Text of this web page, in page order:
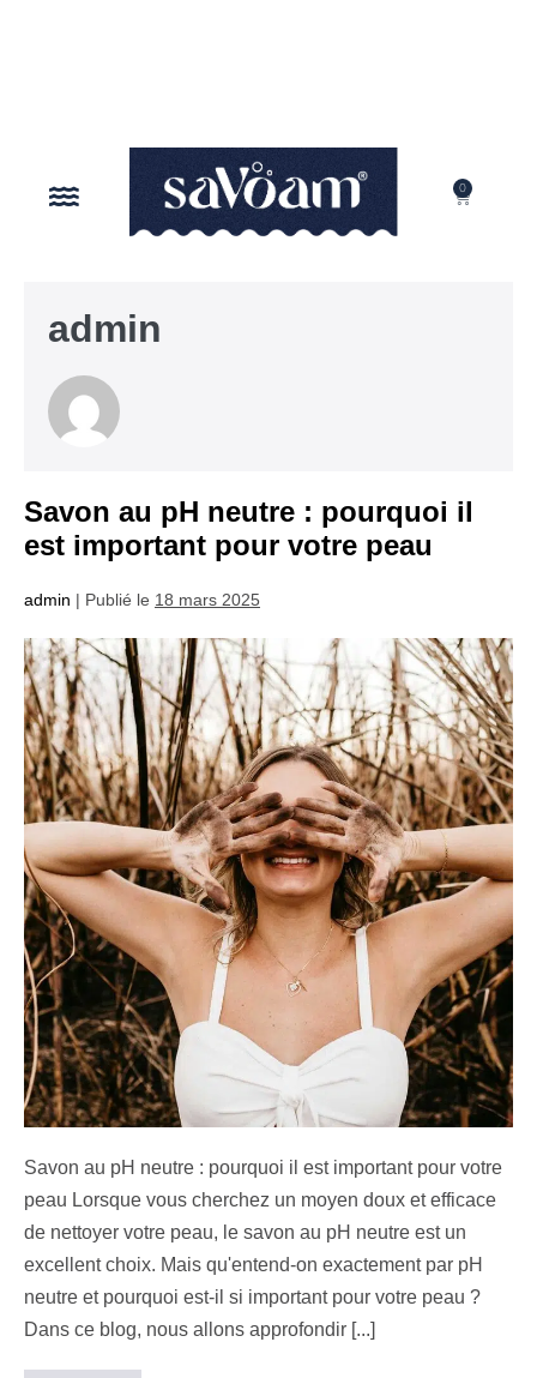
0
admin
Savon au pH neutre : pourquoi il
est important pour votre peau
admin | Publié le 18 mars 2025
Savon au pH neutre : pourquoi il est important pour votre
peau Lorsque vous cherchez un moyen doux et efficace
de nettoyer votre peau, le savon au pH neutre est un
excellent choix. Mais qu'entend-on exactement par pH
neutre et pourquoi est-il si important pour votre peau ?
Dans ce blog, nous allons approfondir [...]